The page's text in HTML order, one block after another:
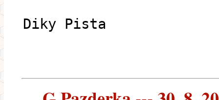
Diky Pista